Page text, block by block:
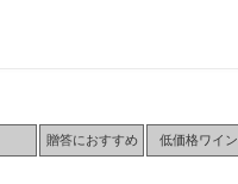
贈答におすすめ 低価格ワイン